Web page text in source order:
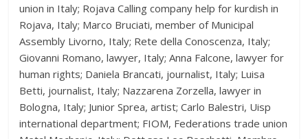
union in Italy; Rojava Calling company help for kurdish in
Rojava, Italy; Marco Bruciati, member of Municipal
Assembly Livorno, Italy; Rete della Conoscenza, Italy;
Giovanni Romano, lawyer, Italy; Anna Falcone, lawyer for
human rights; Daniela Brancati, journalist, Italy; Luisa
Betti, journalist, Italy; Nazzarena Zorzella, lawyer in
Bologna, Italy; Junior Sprea, artist; Carlo Balestri, Uisp
international department; FIOM, Federations trade union